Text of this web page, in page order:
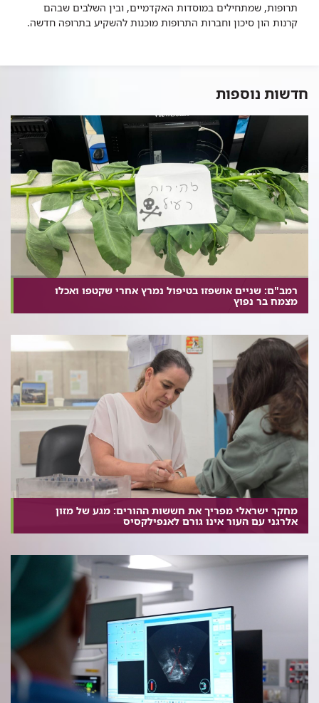
תרופות, שמתחילים במוסדות האקדמיים, ובין השלבים שבהם
קרנות הון סיכון וחברות התרופות מוכנות להשקיע בתרופה חדשה.
חדשות נוספות
רמב"ם: שניים אושפזו בטיפול נמרץ אחרי שקטפו ואכלו
מצמח בר נפוץ
מחקר ישראלי מפריך את חששות ההורים: מגע של מזון
אלרגני עם העור אינו גורם לאנפילקסיס